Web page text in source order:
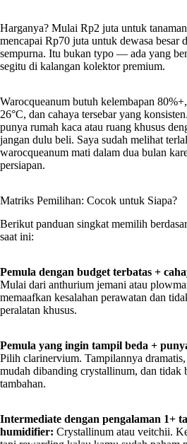
Harganya? Mulai Rp2 juta untuk
mencapai Rp70 juta untuk dewasa besar
sempurna. Itu bukan typo — ada yang
segitu di kalangan kolektor premium.
Warocqueanum butuh kelembapan
26°C, dan cahaya tersebar yang
punya rumah kaca atau ruang khusus
jangan dulu beli. Saya sudah melihat
warocqueanum mati dalam dua bulan
persiapan.
Matriks Pemilihan: Cocok untuk Siapa?
Berikut panduan singkat memilih
saat ini:
Pemula dengan budget terbatas +
Mulai dari anthurium jemani atau
memaafkan kesalahan perawatan dan
peralatan khusus.
Pemula yang ingin tampil beda +
Pilih clarinervium. Tampilannya
mudah dibanding crystallinum, dan tidak
tambahan.
Intermediate dengan pengalaman 1+
humidifier: Crystallinum atau veitchii.